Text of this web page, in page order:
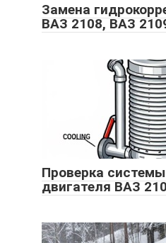
Замена
ВАЗ 2108, ВАЗ
Проверка
двигателя ВАЗ